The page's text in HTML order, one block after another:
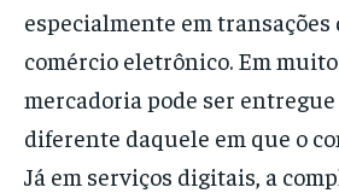
especialmente em
comércio eletrônico. Em
mercadoria pode ser
diferente daquele em que o
Já em serviços digitais, a